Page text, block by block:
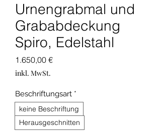
Urnengrabmal und
Grababdeckung
Spiro, Edelstahl
1.650,00 €Preis
inkl. MwSt.
Beschriftungsart *
keine Beschriftung
Herausgeschnitten